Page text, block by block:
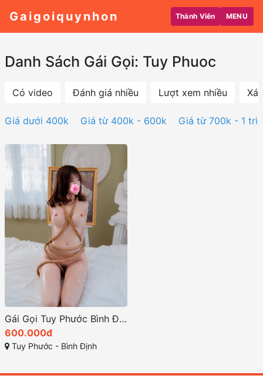
Gaigoiquynhon Thành Viên MENU
Danh Sách Gái Gọi: Tuy Phuoc
Có video Đánh giá nhiều Lượt xem nhiều
Giá dưới 400k Giá từ 400k - 600k Giá từ 700k - 1
Gái Gọi Tuy Phước Bình Định: Chất Lượng Uy Tín Và Giá Cả
600.000đ
Tuy Phước - Bình Định